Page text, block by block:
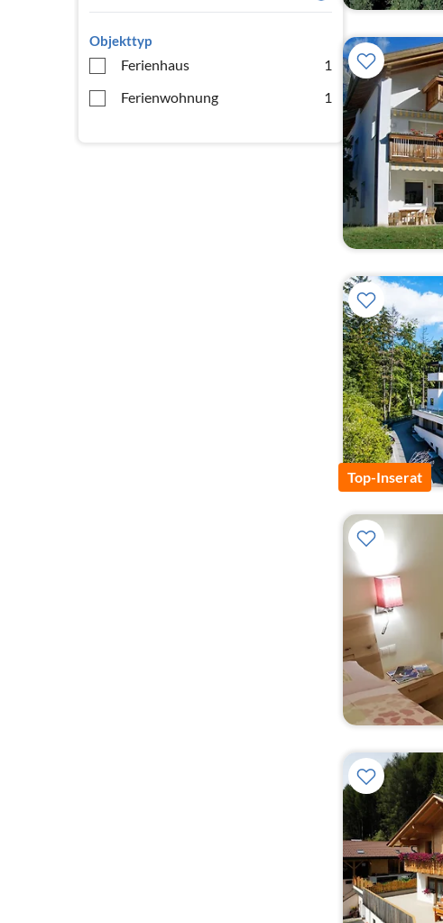
Objekttyp
Ferienhaus
1
Ferienwohnung
1
Top-Inserat